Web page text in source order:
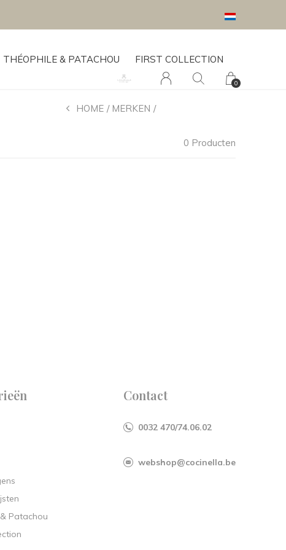
THÉOPHILE & PATACHOU FIRST COLLECTION
0
levering en montage bij plaatsen van uw geboortelijstje.
HOME MERKEN
0 Producten
Patachou
Contact
0032 470/74.06.02
webshop@cocinella.be